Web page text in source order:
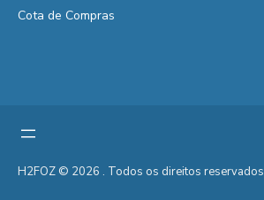
Cota de Compras
H2FOZ © 2026 . Todos os direitos reservados